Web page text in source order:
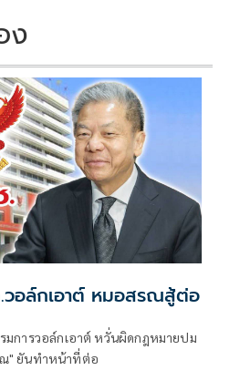
ง
‘กสทช.’ล่มซํ้า กก.วอล์กเอาต์ หมอสรณสู้ต่อ
มการวอล์กเอาต์ หวั่นผิดกฎหมายปม
" ยันทำหน้าที่ต่อ